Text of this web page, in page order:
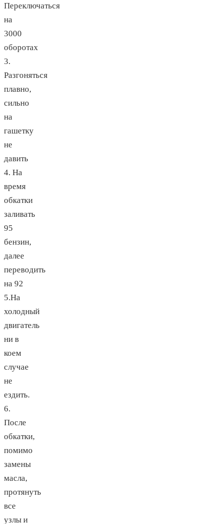
Переключаться
на
3000
оборотах
3.
Разгоняться
плавно,
сильно
на
гашетку
не
давить
4. На
время
обкатки
заливать
95
бензин,
далее
переводить
на 92
5.На
холодный
двигатель
ни в
коем
случае
не
ездить.
6.
После
обкатки,
помимо
замены
масла,
протянуть
все
узлы и